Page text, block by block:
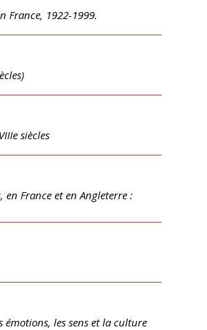
France, 1922-1999.
siècles
en France et en Angleterre :
les sens et la culture